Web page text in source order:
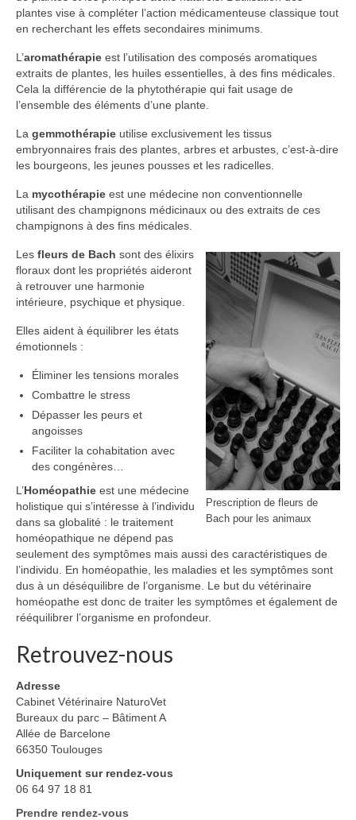
plantes vise à compléter l’action médicamenteuse classique tout
en recherchant les effets secondaires minimums.
L’aromathérapie est l’utilisation des composés aromatiques
extraits de plantes, les huiles essentielles, à des fins médicales.
Cela la différencie de la phytothérapie qui fait usage de
l’ensemble des éléments d’une plante.
La gemmothérapie utilise exclusivement les tissus
embryonnaires frais des plantes, arbres et arbustes, c’est-à-dire
les bourgeons, les jeunes pousses et les radicelles.
La mycothérapie est une médecine non conventionnelle
utilisant des champignons médicinaux ou des extraits de ces
champignons à des fins médicales.
Prescription de fleurs de
Bach pour les animaux
Les fleurs de Bach sont des élixirs
floraux dont les propriétés aideront
à retrouver une harmonie
intérieure, psychique et physique.
Elles aident à équilibrer les états
émotionnels :
Éliminer les tensions morales
Combattre le stress
Dépasser les peurs et
angoisses
Faciliter la cohabitation avec
des congénères…
L’Homéopathie est une médecine
holistique qui s’intéresse à l’individu
dans sa globalité : le traitement
homéopathique ne dépend pas
seulement des symptômes mais aussi des caractéristiques de
l’individu. En homéopathie, les maladies et les symptômes sont
dus à un déséquilibre de l’organisme. Le but du vétérinaire
homéopathe est donc de traiter les symptômes et également de
rééquilibrer l’organisme en profondeur.
Retrouvez-nous
Adresse
Cabinet Vétérinaire NaturoVet
Bureaux du parc – Bâtiment A
Allée de Barcelone
66350 Toulouges
Uniquement sur rendez-vous
06 64 97 18 81
Prendre rendez-vous